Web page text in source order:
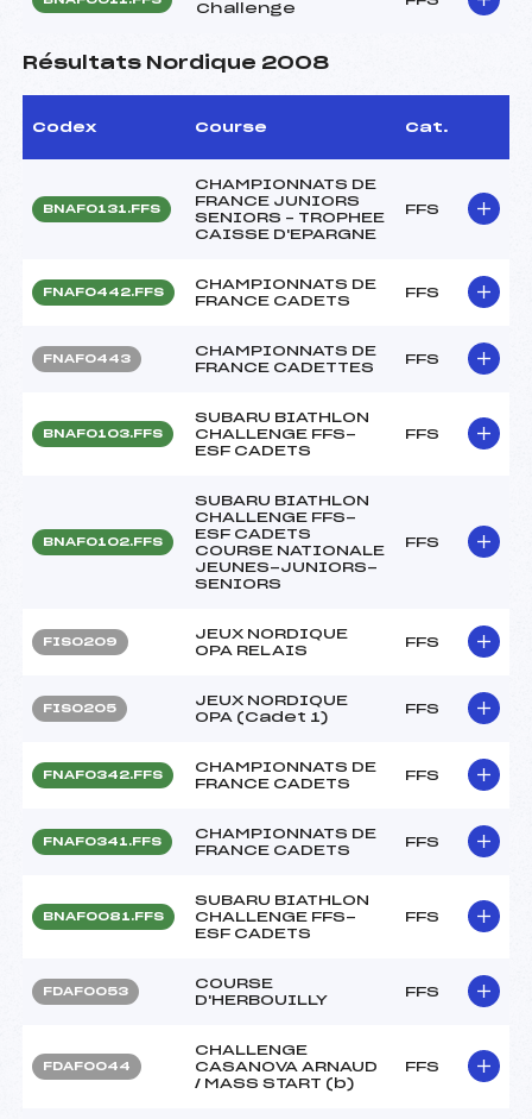
Challenge
Résultats Nordique 2008
Codex Course Cat.
BNAF0131.FFS
CHAMPIONNATS DE
FRANCE JUNIORS
SENIORS – TROPHEE
CAISSE D'EPARGNE
FFS
FNAF0442.FFS
CHAMPIONNATS DE
FRANCE CADETS
FFS
FNAF0443
CHAMPIONNATS DE
FRANCE CADETTES
FFS
BNAF0103.FFS
SUBARU BIATHLON
CHALLENGE FFS-
ESF CADETS
FFS
BNAF0102.FFS
SUBARU BIATHLON
CHALLENGE FFS-
ESF CADETS
COURSE NATIONALE
JEUNES-JUNIORS-
SENIORS
FFS
FIS0209
JEUX NORDIQUE
OPA RELAIS
FFS
FIS0205
JEUX NORDIQUE
OPA (Cadet 1)
FFS
FNAF0342.FFS
CHAMPIONNATS DE
FRANCE CADETS
FFS
FNAF0341.FFS
CHAMPIONNATS DE
FRANCE CADETS
FFS
BNAF0081.FFS
SUBARU BIATHLON
CHALLENGE FFS-
ESF CADETS
FFS
FDAF0053
COURSE
D'HERBOUILLY
FFS
FDAF0044
CHALLENGE
CASANOVA ARNAUD
/ MASS START (b)
FFS